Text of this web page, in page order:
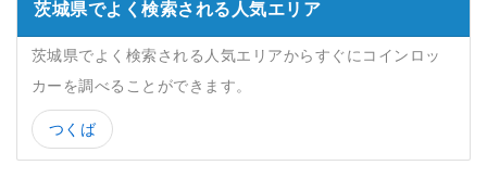
茨城県でよく検索される人気エリア
茨城県でよく検索される人気エリアからすぐにコインロッ
カーを調べることができます。
つくば